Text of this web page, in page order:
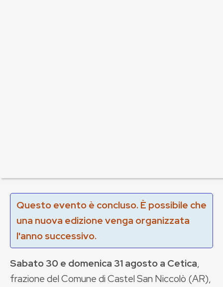
Questo evento è concluso. È possibile che
una nuova edizione venga organizzata
l'anno successivo.
Sabato 30 e domenica 31 agosto a Cetica,
frazione del Comune di Castel San Niccolò (AR),